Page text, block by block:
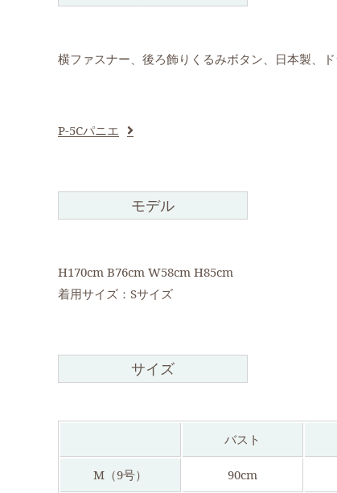
横ファスナー、後ろ飾りくるみボタン、日本製、
P-5Cパニエ
モデル
H170cm B76cm W58cm H85cm
着用サイズ：Sサイズ
サイズ
バスト
M（9号） 90cm